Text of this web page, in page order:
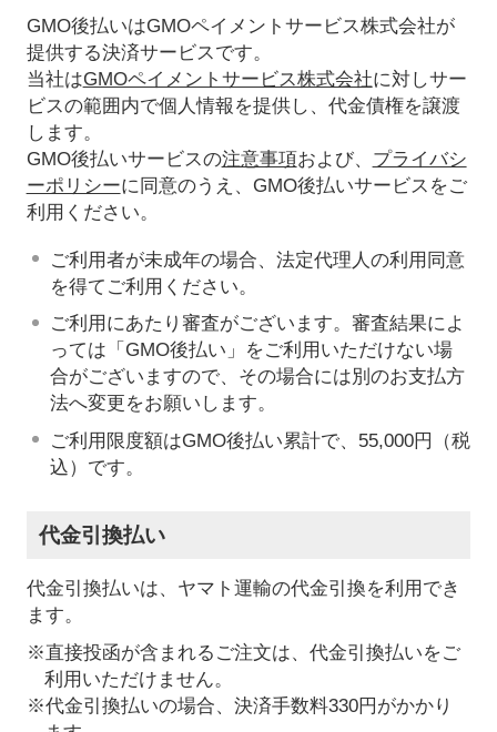
GMO後払いはGMOペイメントサービス株式会社が
提供する決済サービスです。
当社はGMOペイメントサービス株式会社に対しサー
ビスの範囲内で個人情報を提供し、代金債権を譲渡
します。
GMO後払いサービスの注意事項および、 プライバシ
ーポリシーに同意のうえ、GMO後払いサービスをご
利用ください。
ご利用者が未成年の場合、法定代理人の利用同意
を得てご利用ください。
ご利用にあたり審査がございます。審査結果によ
っては「GMO後払い」をご利用いただけない場
合がございますので、その場合には別のお支払方
法へ変更をお願いします。
ご利用限度額はGMO後払い累計で、55,000円（税
込）です。
代金引換払い
代金引換払いは、ヤマト運輸の代金引換を利用でき
ます。
※直接投函が含まれるご注文は、代金引換払いをご
利用いただけません。
※代金引換払いの場合、決済手数料330円がかかり